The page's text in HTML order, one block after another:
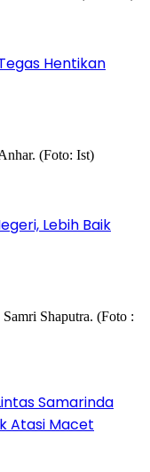
Hentikan
Lebih Baik
Samarinda
Atasi Macet